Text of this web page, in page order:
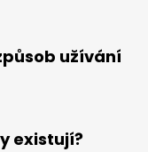
užívání
existují?